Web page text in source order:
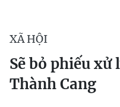
XÃ HỘI
Sẽ bỏ phiếu
Thành Cang